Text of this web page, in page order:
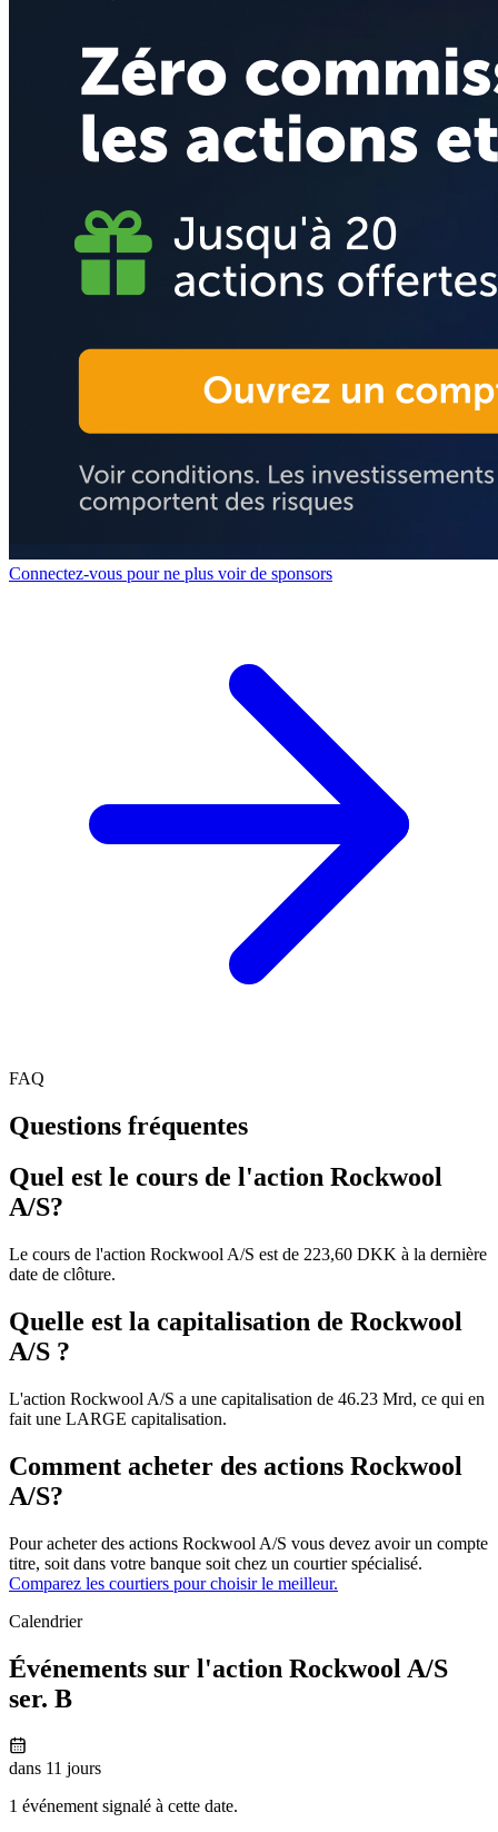
Connectez-vous pour ne plus voir de sponsors
FAQ
Questions fréquentes
Quel est le cours de l'action Rockwool
A/S?
Le cours de l'action Rockwool A/S est de 223,60 DKK à la dernière
date de clôture.
Quelle est la capitalisation de Rockwool
A/S ?
L'action Rockwool A/S a une capitalisation de 46.23 Mrd, ce qui en
fait une LARGE capitalisation.
Comment acheter des actions Rockwool
A/S?
Pour acheter des actions Rockwool A/S vous devez avoir un compte
titre, soit dans votre banque soit chez un courtier spécialisé.
Comparez les courtiers pour choisir le meilleur.
Calendrier
Événements sur l'action Rockwool A/S
ser. B
dans 11 jours
1 événement signalé à cette date.